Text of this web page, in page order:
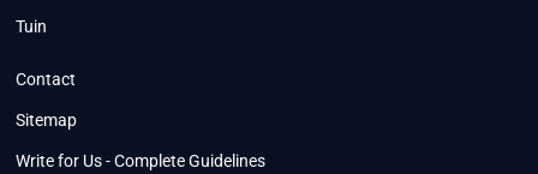
Tuin
Contact
Sitemap
Write for Us - Complete Guidelines